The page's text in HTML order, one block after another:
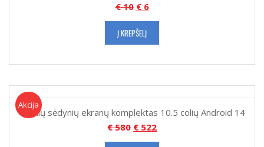
€10 €6
Į KREPŠELĮ
Akcija
Akcija!
Galinių sėdynių ekranų komplektas 10.5 colių Android 14
€580 € 522